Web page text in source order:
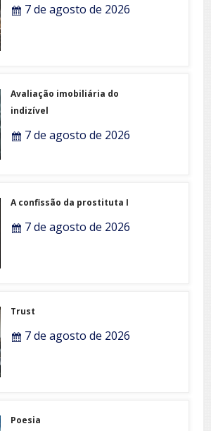
7 de agosto de 2026
Avaliação imobiliária do
indizível
7 de agosto de 2026
A confissão da prostituta I
7 de agosto de 2026
Trust
7 de agosto de 2026
Poesia